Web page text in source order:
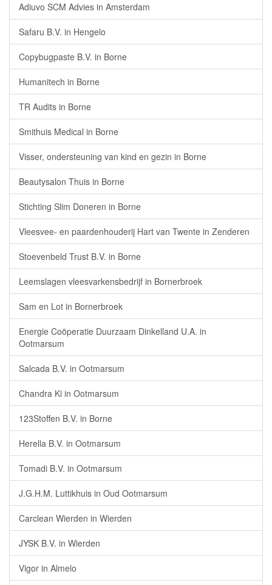
Adiuvo SCM Advies in Amsterdam
Safaru B.V. in Hengelo
Copybugpaste B.V. in Borne
Humanitech in Borne
TR Audits in Borne
Smithuis Medical in Borne
Visser, ondersteuning van kind en gezin in Borne
Beautysalon Thuis in Borne
Stichting Slim Doneren in Borne
Vleesvee- en paardenhouderij Hart van Twente in Zenderen
Stoevenbeld Trust B.V. in Borne
Leemslagen vleesvarkensbedrijf in Bornerbroek
Sam en Lot in Bornerbroek
Energie Coöperatie Duurzaam Dinkelland U.A. in
Ootmarsum
Salcada B.V. in Ootmarsum
Chandra Ki in Ootmarsum
123Stoffen B.V. in Borne
Herella B.V. in Ootmarsum
Tomadi B.V. in Ootmarsum
J.G.H.M. Luttikhuis in Oud Ootmarsum
Carclean Wierden in Wierden
JYSK B.V. in Wierden
Vigor in Almelo